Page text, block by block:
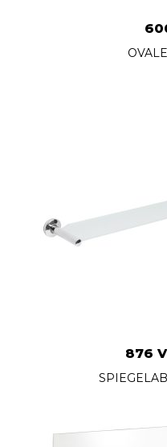
876